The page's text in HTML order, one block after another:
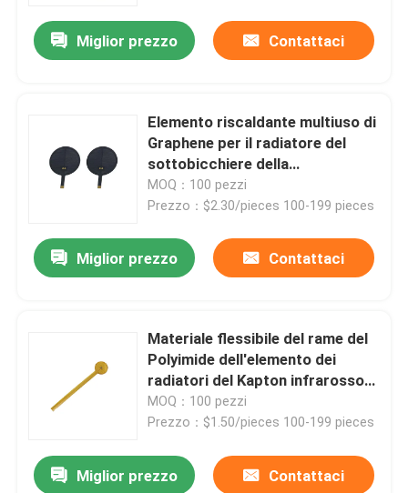
Miglior prezzo Contattaci
Elemento riscaldante multiuso di
Graphene per il radiatore del
sottobicchiere della
moxibustione
MOQ：100 pezzi
Prezzo：$2.30/pieces 100-199 pieces
Miglior prezzo Contattaci
Materiale flessibile del rame del
Polyimide dell'elemento dei
radiatori del Kapton infrarosso
multiuso
MOQ：100 pezzi
Prezzo：$1.50/pieces 100-199 pieces
Miglior prezzo Contattaci